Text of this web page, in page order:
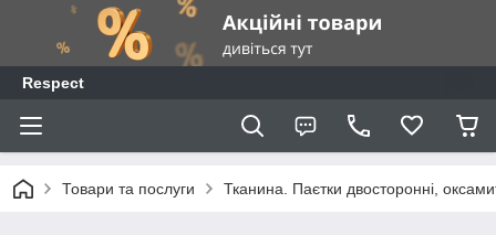
Respect
Товари та послуги Тканина. Паєтки двосторонні,